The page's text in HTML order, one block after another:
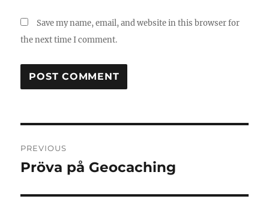
Save my name, email, and website in this browser for
the next time I comment.
navigation
PREVIOUS
Previous
Pröva på Geocaching